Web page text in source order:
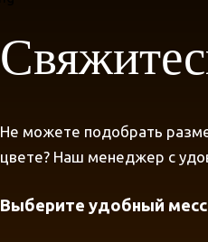
Не можете подобрать
цвете? Наш менеджер с
Выберите удобный